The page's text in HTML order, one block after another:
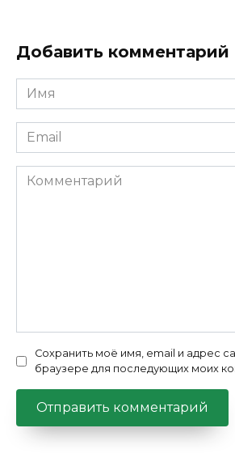
Добавить комментарий
Имя
*
Email
*
Комментарий
Сохранить моё имя, email и адрес
браузере для последующих моих